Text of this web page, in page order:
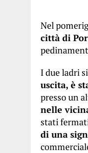
Nel
città di
I due ladri
uscita, è
presso un
nelle
stati
di una